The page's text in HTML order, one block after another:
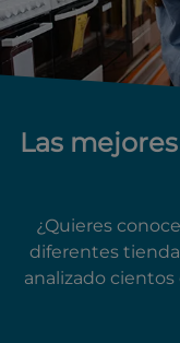
Las
¿Quieres
diferentes
analizado cientos